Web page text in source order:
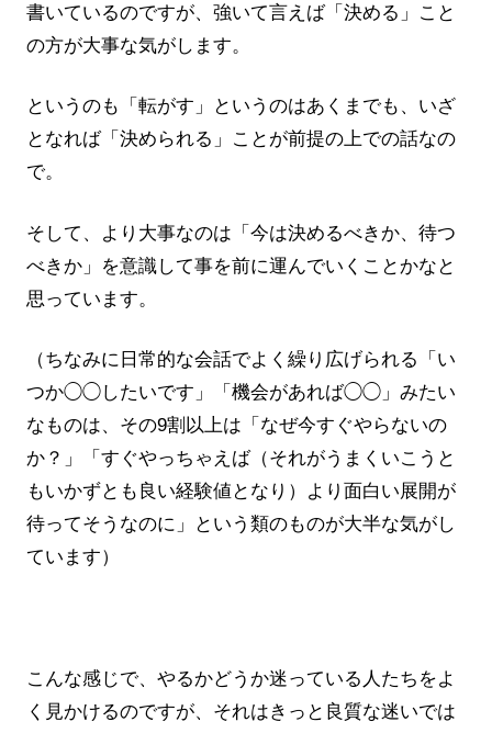
書いているのですが、強いて言えば「決める」こと
の方が大事な気がします。
というのも「転がす」というのはあくまでも、いざ
となれば「決められる」ことが前提の上での話なの
で。
そして、より大事なのは「今は決めるべきか、待つ
べきか」を意識して事を前に運んでいくことかなと
思っています。
（ちなみに日常的な会話でよく繰り広げられる「い
つか◯◯したいです」「機会があれば◯◯」みたい
なものは、その9割以上は「なぜ今すぐやらないの
か？」「すぐやっちゃえば（それがうまくいこうと
もいかずとも良い経験値となり）より面白い展開が
待ってそうなのに」という類のものが大半な気がし
ています）
こんな感じで、やるかどうか迷っている人たちをよ
く見かけるのですが、それはきっと良質な迷いでは